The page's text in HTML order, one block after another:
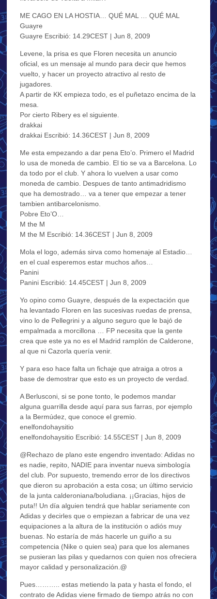
ME CAGO EN LA HOSTIA… QUÉ MAL … QUÉ MAL
Guayre
Guayre Escribió: 14.29CEST | Jun 8, 2009
Levene, la prisa es que Floren necesita un anuncio
oficial, es un mensaje al mundo para decir que hemos
vuelto, y hacer un proyecto atractivo al resto de
jugadores.
A partir de KK empieza todo, es el puñetazo encima de la
mesa.
Por cierto Ribery es el siguiente.
drakkai
drakkai Escribió: 14.36CEST | Jun 8, 2009
Me esta empezando a dar pena Eto’o. Primero el Madrid
lo usa de moneda de cambio. El tio se va a Barcelona. Lo
da todo por el club. Y ahora lo vuelven a usar como
moneda de cambio. Despues de tanto antimadridismo
que ha demostrado… va a tener que empezar a tener
tambien antibarcelonismo.
Pobre Eto’O…
M the M
M the M Escribió: 14.36CEST | Jun 8, 2009
Mola el logo, además sirva como homenaje al Estadio…
en el cual esperemos estar muchos años…
Panini
Panini Escribió: 14.45CEST | Jun 8, 2009
Yo opino como Guayre, después de la expectación que
ha levantado Floren en las sucesivas ruedas de prensa,
vino lo de Pellegrini y a alguno seguro que le bajó de
empalmada a morcillona … FP necesita que la gente
crea que este ya no es el Madrid ramplón de Calderone,
al que ni Cazorla quería venir.
Y para eso hace falta un fichaje que atraiga a otros a
base de demostrar que esto es un proyecto de verdad.
A Berlusconi, si se pone tonto, le podemos mandar
alguna guarrilla desde aquí para sus farras, por ejemplo
a la Bermúdez, que conoce el gremio.
enelfondohaysitio
enelfondohaysitio Escribió: 14.55CEST | Jun 8, 2009
@Rechazo de plano este engendro inventado: Adidas no
es nadie, repito, NADIE para inventar nueva simbología
del club. Por supuesto, tremendo error de los directivos
que dieron su aprobación a esta cosa; un último servicio
de la junta calderoniana/boludiana. ¡¡Gracias, hijos de
puta!! Un día alguien tendrá que hablar seriamente con
Adidas y decirles que o empiezan a fabricar de una vez
equipaciones a la altura de la institución o adiós muy
buenas. No estaría de más hacerle un guiño a su
competencia (Nike o quien sea) para que los alemanes
se pusieran las pilas y quedarnos con quien nos ofreciera
mayor calidad y personalización.@
Pues……….. estas metiendo la pata y hasta el fondo, el
contrato de Adidas viene firmado de tiempo atrás no con